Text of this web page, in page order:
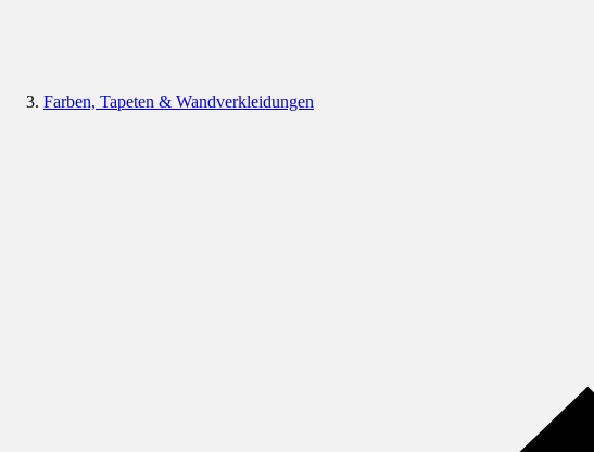
Farben, Tapeten & Wandverkleidungen